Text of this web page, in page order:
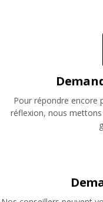
Pour répondre encore
réflexion, nous